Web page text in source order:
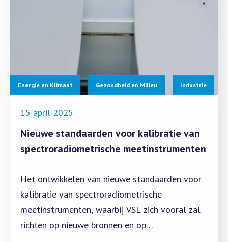
Energie en Klimaat Gezondheid en Milieu Industrie
15 april 2025
Nieuwe standaarden voor kalibratie van
spectroradiometrische meetinstrumenten
Het ontwikkelen van nieuwe standaarden voor
kalibratie van spectroradiometrische
meetinstrumenten, waarbij VSL zich vooral zal
richten op nieuwe bronnen en op